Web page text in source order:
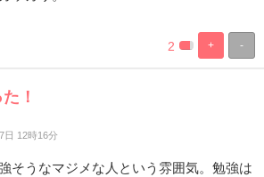
-
+
%
Complete
100%
Complete
2
！
日 12時16分
そうなマジメな人という雰囲気。勉強は